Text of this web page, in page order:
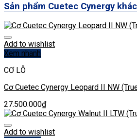
Sản phẩm Cuetec Cynergy khác
Add to wishlist
Xem nhanh
CƠ LỖ
Cơ Cuetec Cynergy Leopard II NW
27.500.000₫
Add to wishlist